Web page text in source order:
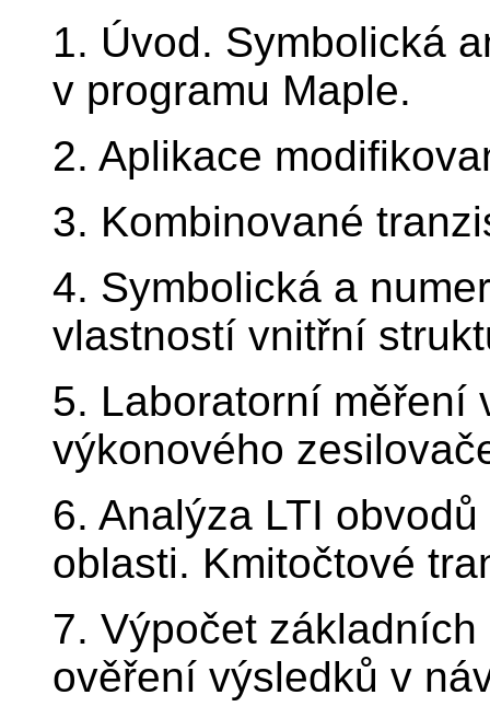
1. Úvod. Symbolická
v programu Maple.
2. Aplikace
3. Kombinované
4. Symbolická a
vlastností vnitřní
5. Laboratorní měření
výkonového
6. Analýza LTI
oblasti. Kmitočtové
7. Výpočet
ověření výsledků v